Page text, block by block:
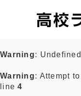
Warning:
Warning: Attempt
line4